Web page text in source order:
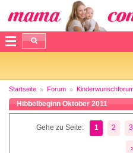
Startseite Forum
Hibbelbeginn Oktober 2011
Gehe zu Seite: 1 2 3